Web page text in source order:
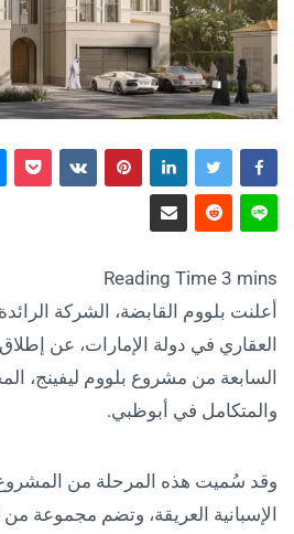
أعلنت بلووم القابضة، الشركة
العقاري في دولة الإمارات، عن إطلاق
السابعة من مشروع بلووم ليفينج،
والمتكامل في أبوظبي.
وقد سُميت هذه المرحلة من المشروع
الإسبانية العريقة، وتضم مجموعة من